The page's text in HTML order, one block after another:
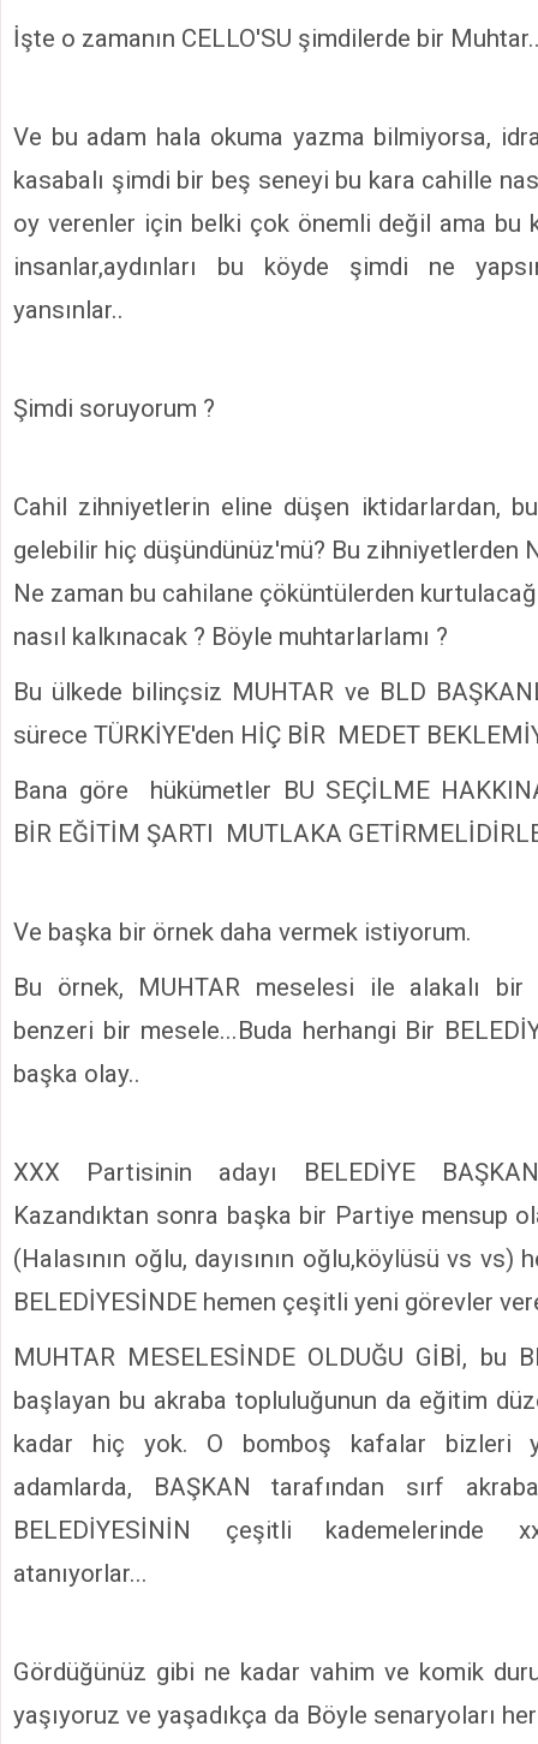
İşte o zamanın CELLO'SU şimdilerde bir
Ve bu adam hala okuma yazma bilmiyorsa,
kasabalı şimdi bir beş seneyi bu kara cahille
oy verenler için belki çok önemli değil ama bu
insanlar,aydınları bu köyde şimdi ne
yansınlar..
Şimdi soruyorum ?
Cahil zihniyetlerin eline düşen iktidarlardan,
gelebilir hiç düşündünüz'mü? Bu zihniyetlerden
Ne zaman bu cahilane çöküntülerden
nasıl kalkınacak ? Böyle muhtarlarlamı ?
Bu ülkede bilinçsiz MUHTAR ve BLD
sürece TÜRKİYE'den HİÇ BİR MEDET
Bana göre hükümetler BU SEÇİLME
BİR EĞİTİM ŞARTI MUTLAKA
Ve başka bir örnek daha vermek istiyorum.
Bu örnek, MUHTAR meselesi ile alakalı
benzeri bir mesele...Buda herhangi Bir
başka olay..
XXX Partisinin adayı BELEDİYE
Kazandıktan sonra başka bir Partiye mensup
(Halasının oğlu, dayısının oğlu,köylüsü vs vs)
BELEDİYESİNDE hemen çeşitli yeni görevler
MUHTAR MESELESİNDE OLDUĞU GİBİ, bu
başlayan bu akraba topluluğunun da eğitim
kadar hiç yok. O bomboş kafalar bizleri
adamlarda, BAŞKAN tarafından sırf
BELEDİYESİNİN çeşitli kademelerinde
atanıyorlar...
Gördüğünüz gibi ne kadar vahim ve komik
yaşıyoruz ve yaşadıkça da Böyle senaryoları